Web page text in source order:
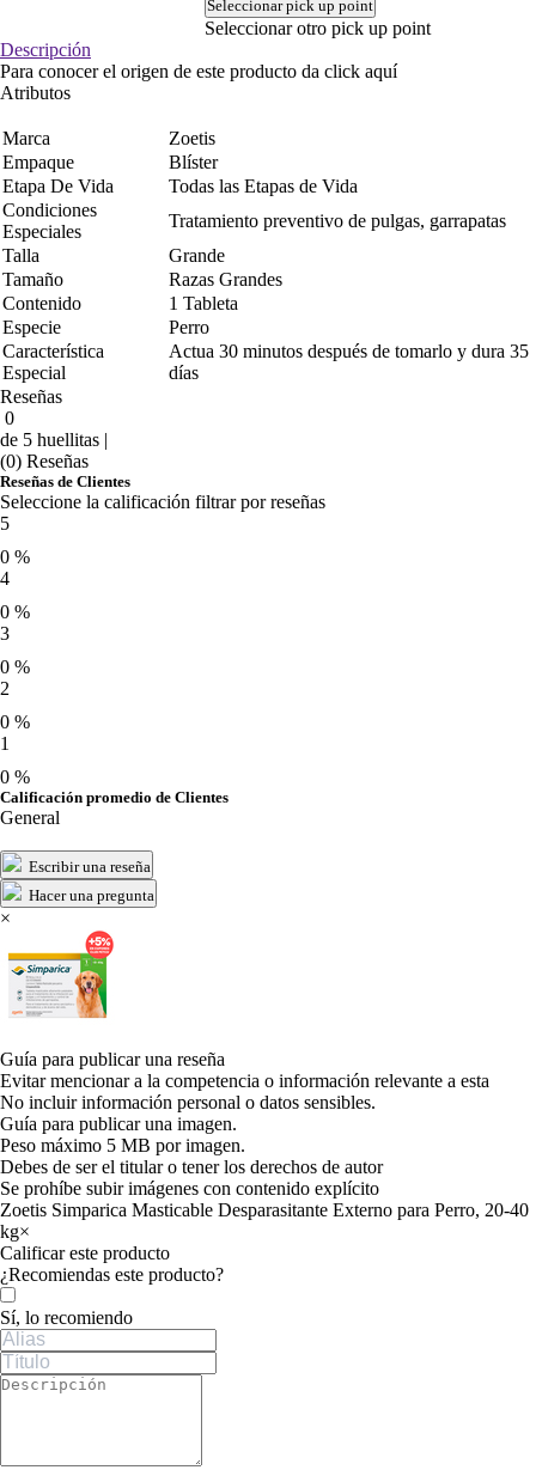
Seleccionar pick up point
Seleccionar otro pick up point
Descripción
Para conocer el origen de este producto da click aquí
Atributos
Marca
Zoetis
Empaque
Blíster
Etapa De Vida
Todas las Etapas de Vida
Condiciones
Especiales
Tratamiento preventivo de pulgas, garrapatas
Talla
Grande
Tamaño
Razas Grandes
Contenido
1 Tableta
Especie
Perro
Característica
Especial
Actua 30 minutos después de tomarlo y dura 35
días
Reseñas
0
de 5 huellitas |
(0) Reseñas
Reseñas de Clientes
Seleccione la calificación filtrar por reseñas
5
0 %
4
0 %
3
0 %
2
0 %
1
0 %
Calificación promedio de Clientes
General
Escribir una reseña
Hacer una pregunta
×
Guía para publicar una reseña
Evitar mencionar a la competencia o información relevante a esta
No incluir información personal o datos sensibles.
Guía para publicar una imagen.
Peso máximo 5 MB por imagen.
Debes de ser el titular o tener los derechos de autor
Se prohíbe subir imágenes con contenido explícito
Zoetis Simparica Masticable Desparasitante Externo para Perro, 20-40
kg×
Calificar este producto
Tu valoración
¿Recomiendas este producto?
Sí, lo recomiendo